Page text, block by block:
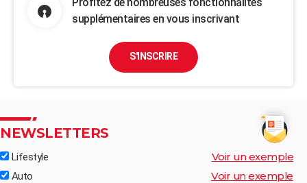
supplémentaires en vous inscrivant
S'INSCRIRE
NEWSLETTERS
Lifestyle Voir un exemple
Auto Voir un exemple